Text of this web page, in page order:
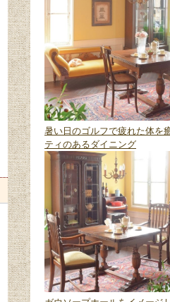
暑い日のゴルフで疲れた体を
ティのあるダイニング